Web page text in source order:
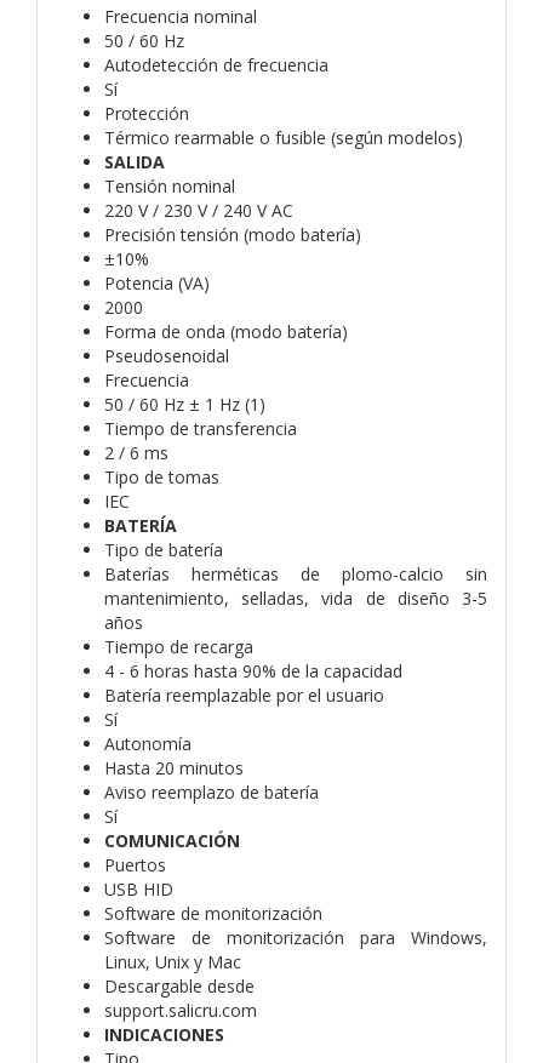
Frecuencia nominal
50 / 60 Hz
Autodetección de frecuencia
Sí
Protección
Térmico rearmable o fusible (según modelos)
SALIDA
Tensión nominal
220 V / 230 V / 240 V AC
Precisión tensión (modo batería)
±10%
Potencia (VA)
2000
Forma de onda (modo batería)
Pseudosenoidal
Frecuencia
50 / 60 Hz ± 1 Hz (1)
Tiempo de transferencia
2 / 6 ms
Tipo de tomas
IEC
BATERÍA
Tipo de batería
Baterías herméticas de plomo-calcio sin
mantenimiento, selladas, vida de diseño 3-5
años
Tiempo de recarga
4 - 6 horas hasta 90% de la capacidad
Batería reemplazable por el usuario
Sí
Autonomía
Hasta 20 minutos
Aviso reemplazo de batería
Sí
COMUNICACIÓN
Puertos
USB HID
Software de monitorización
Software de monitorización para Windows,
Linux, Unix y Mac
Descargable desde
support.salicru.com
INDICACIONES
Tipo